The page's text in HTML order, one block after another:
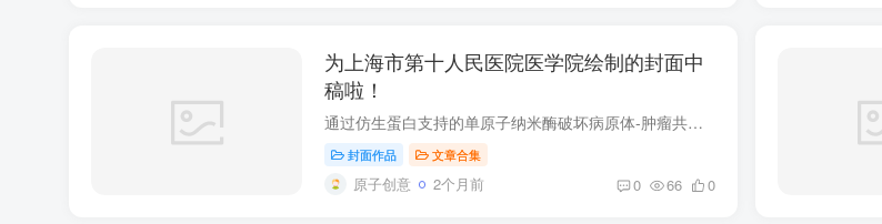
为上海市第十人民医院医学院绘制的封面中
稿啦！
通过仿生蛋白支持的单原子纳米酶破坏病原体-肿瘤共生体与结直肠癌催化治疗协同作用 随着测序技术的发展，瘤内细菌在癌症进展中的关键作用已逐渐得到认可。几种瘤内细菌已被确定为癌症病原体，可...
封面作品 文章合集
原子创意 2个月前 0 66 0